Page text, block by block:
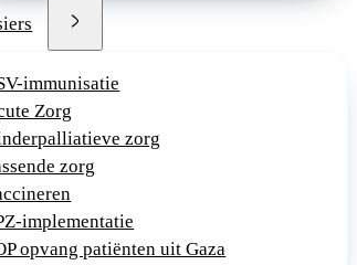
immunisatie
Zorg
zorg
zorg
implementatie
opvang patiënten uit Gaza
allergene voeding zoals kippenei, pinda en
van de zuigeling, vanwege een
Al langere tijd wordt gedacht dat
De huidige Nederlandse
algemeen advies voor het starten van
de praktijk blijkt een geleidelijke
tot ver na het 1e levensjaar.